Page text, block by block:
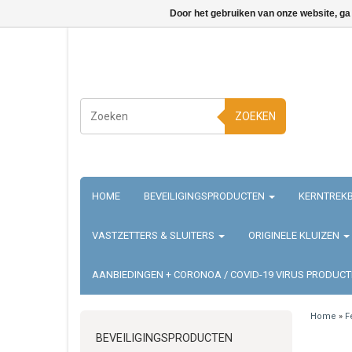
ZOEKEN
HOME BEVEILIGINGSPRODUCTEN
VASTZETTERS & SLUITERS ORIGINELE KLUIZEN
AANBIEDINGEN + CORONOA / COVID-19 VIRUS
BEVEILIGINGSPRODUCTEN
Home »
Door het gebruiken van onze website,